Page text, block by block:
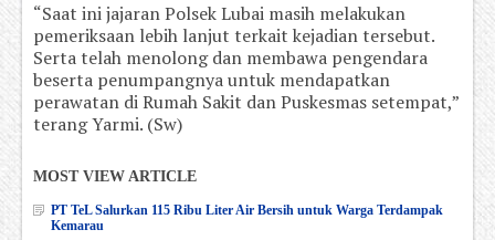
“Saat ini jajaran Polsek Lubai masih melakukan
pemeriksaan lebih lanjut terkait kejadian tersebut.
Serta telah menolong dan membawa pengendara
beserta penumpangnya untuk mendapatkan
perawatan di Rumah Sakit dan Puskesmas setempat,”
terang Yarmi. (Sw)
MOST VIEW ARTICLE
PT TeL Salurkan 115 Ribu Liter Air Bersih untuk Warga Terdampak
Kemarau